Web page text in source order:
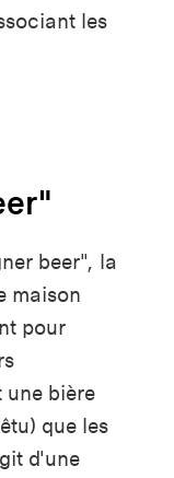
les
beer", la
maison
pour
une bière
que les
d'une